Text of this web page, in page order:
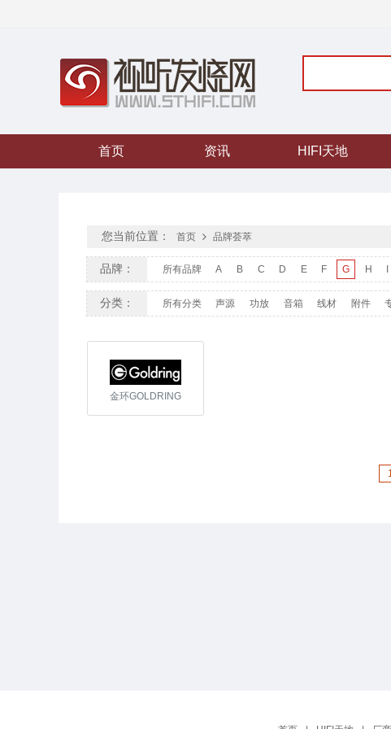
首页 资讯 HIFI天地
您当前位置： 首页 品牌荟萃
品牌： 所有品牌 A B C D E F G H
分类： 所有分类 声源 功放 音箱 线材 附件
金环GOLDRING